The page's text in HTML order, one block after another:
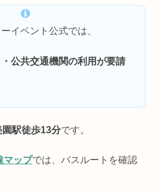
イベント公式では、
公共交通機関の利用が要請
駅徒歩13分です。
マップでは、バスルートを確認